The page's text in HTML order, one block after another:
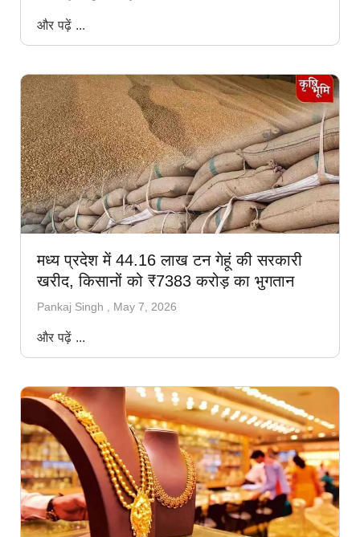
और पढ़ें ...
मध्य प्रदेश में 44.16 लाख टन गेहूं की सरकारी
खरीद, किसानों को ₹7383 करोड़ का भुगतान
Pankaj Singh May 7, 2026
और पढ़ें ...